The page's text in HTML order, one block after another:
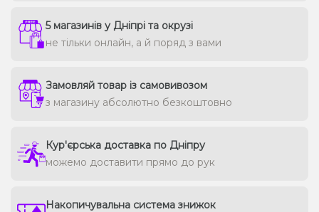
5 магазинів у Дніпрі та окрузі
не тільки онлайн, а й поряд з вами
Замовляй товар із самовивозом
з магазину абсолютно безкоштовно
Кур'єрська доставка по Дніпру
можемо доставити прямо до рук
Накопичувальна система знижок